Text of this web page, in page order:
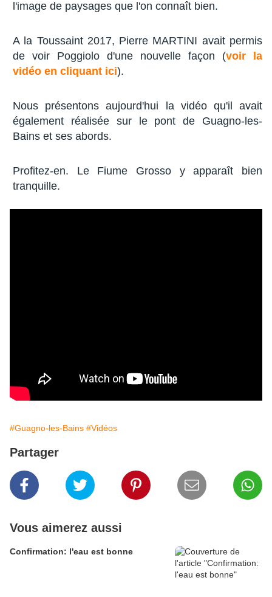
l'image de paysages que l'on connaît bien.
A la Toussaint 2017, Pierre MARTINI avait permis
de voir Poggiolo d'une nouvelle façon (voir la
vidéo en cliquant ici).
Nous présentons aujourd'hui la vidéo qu'il avait
également réalisée sur le pont de Guagno-les-
Bains et ses abords.
Profitez-en. Le Fiume Grosso y apparaît bien
tranquille.
#Guagno-les-Bains #Vidéos
Partager
Vous aimerez aussi
Confirmation: l'eau est bonne